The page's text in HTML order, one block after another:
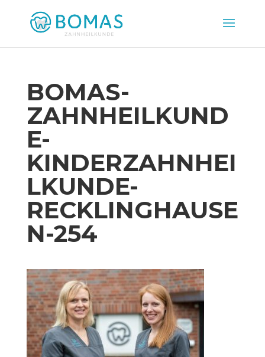
BOMAS-
ZAHNHEILKUND
E-
KINDERZAHNHEI
LKUNDE-
RECKLINGHAUSE
N-254